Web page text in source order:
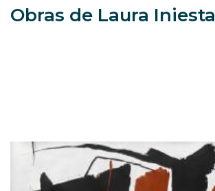
Obras de Laura Iniesta